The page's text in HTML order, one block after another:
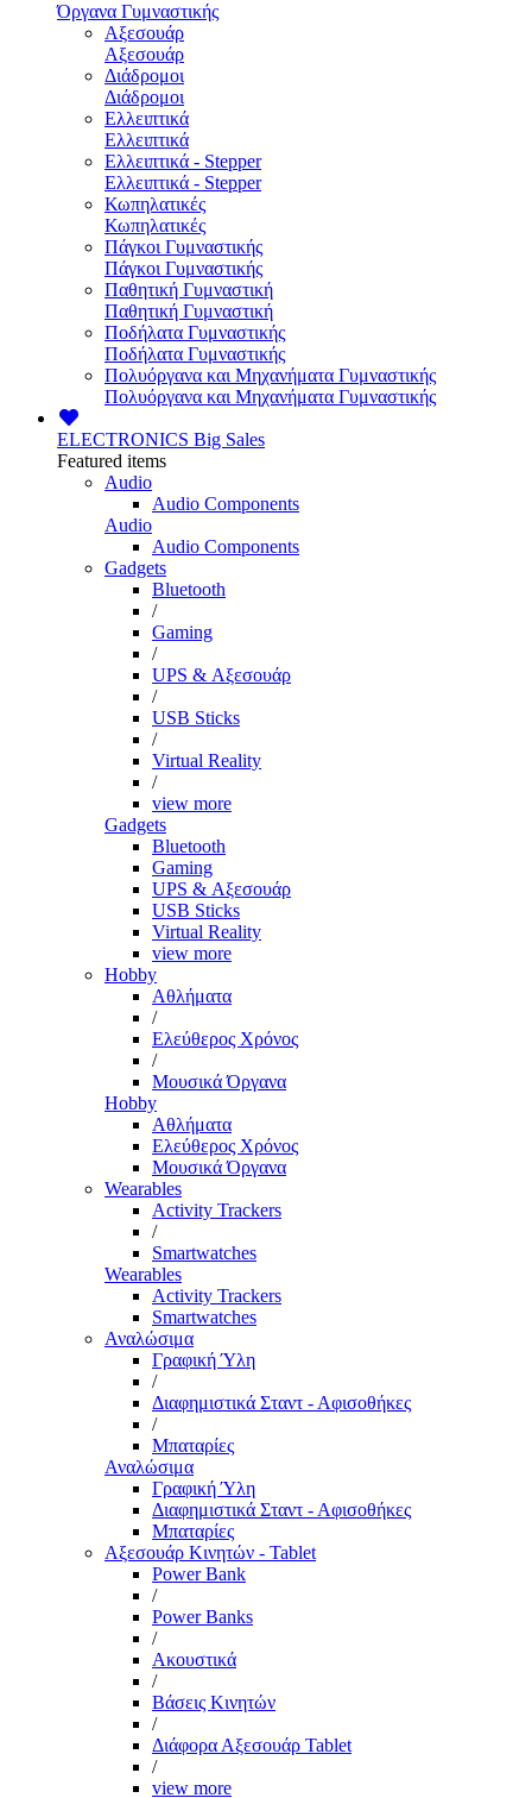
Όργανα Γυμναστικής
Αξεσουάρ
Αξεσουάρ
Διάδρομοι
Διάδρομοι
Ελλειπτικά
Ελλειπτικά
Ελλειπτικά - Stepper
Ελλειπτικά - Stepper
Κωπηλατικές
Κωπηλατικές
Πάγκοι Γυμναστικής
Πάγκοι Γυμναστικής
Παθητική Γυμναστική
Παθητική Γυμναστική
Ποδήλατα Γυμναστικής
Ποδήλατα Γυμναστικής
Πολυόργανα και Μηχανήματα Γυμναστικής
Πολυόργανα και Μηχανήματα Γυμναστικής
ELECTRONICS Big Sales
Featured items
Audio
Audio Components
Audio
Audio Components
Gadgets
Bluetooth
/
Gaming
/
UPS & Αξεσουάρ
/
USB Sticks
/
Virtual Reality
/
view more
Gadgets
Bluetooth
Gaming
UPS & Αξεσουάρ
USB Sticks
Virtual Reality
view more
Hobby
Αθλήματα
/
Ελεύθερος Χρόνος
/
Μουσικά Όργανα
Hobby
Αθλήματα
Ελεύθερος Χρόνος
Μουσικά Όργανα
Wearables
Activity Trackers
/
Smartwatches
Wearables
Activity Trackers
Smartwatches
Αναλώσιμα
Γραφική Ύλη
/
Διαφημιστικά Σταντ - Αφισοθήκες
/
Μπαταρίες
Αναλώσιμα
Γραφική Ύλη
Διαφημιστικά Σταντ - Αφισοθήκες
Μπαταρίες
Αξεσουάρ Κινητών - Tablet
Power Bank
/
Power Banks
/
Ακουστικά
/
Βάσεις Κινητών
/
Διάφορα Αξεσουάρ Tablet
/
view more